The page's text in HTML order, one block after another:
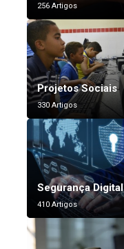
256 Artigos
Projetos Sociais
330 Artigos
Segurança Digital
410 Artigos